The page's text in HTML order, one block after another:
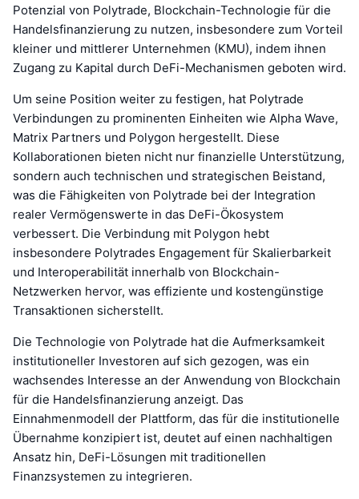
Potenzial von Polytrade, Blockchain-Technologie für die
Handelsfinanzierung zu nutzen, insbesondere zum Vorteil
kleiner und mittlerer Unternehmen (KMU), indem ihnen
Zugang zu Kapital durch DeFi-Mechanismen geboten wird.
Um seine Position weiter zu festigen, hat Polytrade
Verbindungen zu prominenten Einheiten wie Alpha Wave,
Matrix Partners und Polygon hergestellt. Diese
Kollaborationen bieten nicht nur finanzielle Unterstützung,
sondern auch technischen und strategischen Beistand,
was die Fähigkeiten von Polytrade bei der Integration
realer Vermögenswerte in das DeFi-Ökosystem
verbessert. Die Verbindung mit Polygon hebt
insbesondere Polytrades Engagement für Skalierbarkeit
und Interoperabilität innerhalb von Blockchain-
Netzwerken hervor, was effiziente und kostengünstige
Transaktionen sicherstellt.
Die Technologie von Polytrade hat die Aufmerksamkeit
institutioneller Investoren auf sich gezogen, was ein
wachsendes Interesse an der Anwendung von Blockchain
für die Handelsfinanzierung anzeigt. Das
Einnahmenmodell der Plattform, das für die institutionelle
Übernahme konzipiert ist, deutet auf einen nachhaltigen
Ansatz hin, DeFi-Lösungen mit traditionellen
Finanzsystemen zu integrieren.